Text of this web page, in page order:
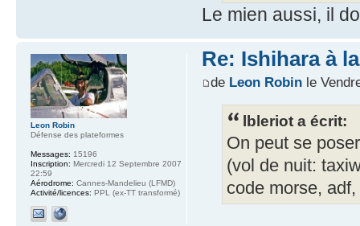
Le mien aussi, il
Re: Ishihara à
de Leon Robinle
lbleriot a écrit:
On peut se
(vol de nuit:
code morse,
Leon Robin
Défense des plateformes
Messages: 15196
Inscription: Mercredi 12 Septembre 2007
22:59
Aérodrome: Cannes-Mandelieu (LFMD)
Activité/licences: PPL (ex-TT transformé)